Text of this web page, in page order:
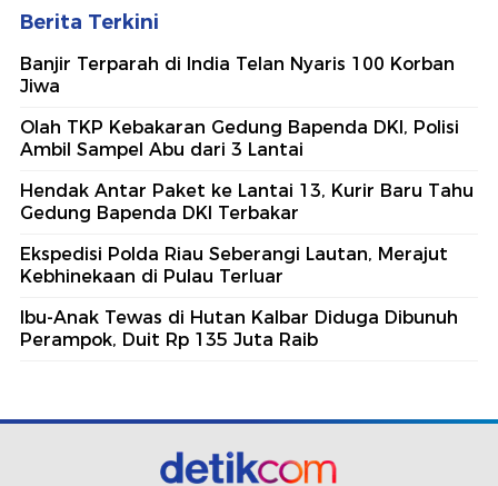
Berita Terkini
Banjir Terparah di India Telan Nyaris 100 Korban
Jiwa
Olah TKP Kebakaran Gedung Bapenda DKI, Polisi
Ambil Sampel Abu dari 3 Lantai
Hendak Antar Paket ke Lantai 13, Kurir Baru Tahu
Gedung Bapenda DKI Terbakar
Ekspedisi Polda Riau Seberangi Lautan, Merajut
Kebhinekaan di Pulau Terluar
Ibu-Anak Tewas di Hutan Kalbar Diduga Dibunuh
Perampok, Duit Rp 135 Juta Raib